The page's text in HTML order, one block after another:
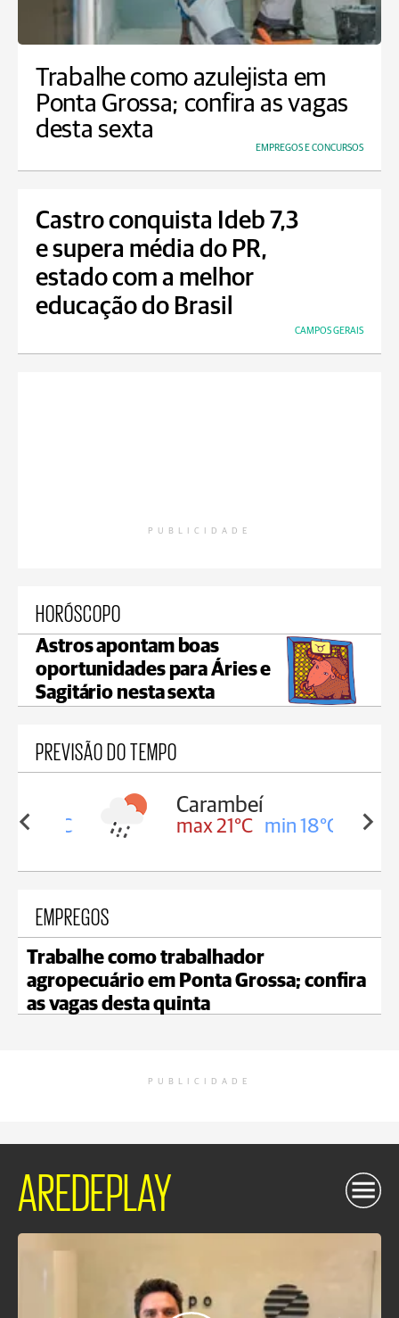
Trabalhe como azulejista em
Ponta Grossa; confira as vagas
desta sexta
EMPREGOS E CONCURSOS
Castro conquista Ideb 7,3
e supera média do PR,
estado com a melhor
educação do Brasil
CAMPOS GERAIS
PUBLICIDADE
HORÓSCOPO
Astros apontam boas
oportunidades para Áries e
Sagitário nesta sexta
PREVISÃO DO TEMPO
18°C
Carambeí
max 21°C min 18°C
EMPREGOS
Trabalhe como trabalhador
agropecuário em Ponta Grossa; confira
as vagas desta quinta
PUBLICIDADE
AREDEPLAY